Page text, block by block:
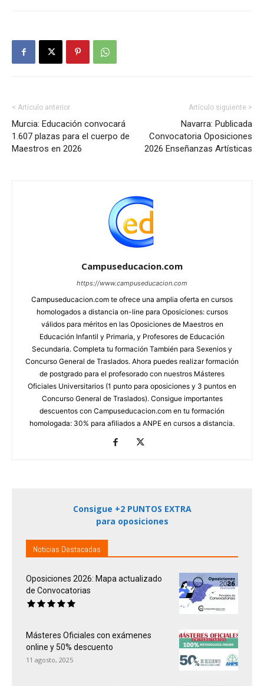
< Artículo anterior
Murcia: Educación convocará
1.607 plazas para el cuerpo de
Maestros en 2026
Artículo siguiente >
Navarra: Publicada
Convocatoria Oposiciones
2026 Enseñanzas Artísticas
Campuseducacion.com
https://www.campuseducacion.com
Campuseducacion.com te ofrece una amplia oferta en cursos
homologados a distancia on-line para Oposiciones: cursos
válidos para méritos en las Oposiciones de Maestros en
Educación Infantil y Primaria, y Profesores de Educación
Secundaria. Completa tu formación También para Sexenios y
Concurso General de Traslados. Ahora puedes realizar formación
de postgrado para el profesorado con nuestros Másteres
Oficiales Universitarios (1 punto para oposiciones y 3 puntos en
Concurso General de Traslados). Consigue importantes
descuentos con Campuseducacion.com en tu formación
homologada: 30% para afiliados a ANPE en cursos a distancia.
Consigue +2 PUNTOS EXTRA
para oposiciones
Noticias Destacadas
Oposiciones 2026: Mapa actualizado
de Convocatorias
Másteres Oficiales con exámenes
online y 50% descuento
11 agosto, 2025